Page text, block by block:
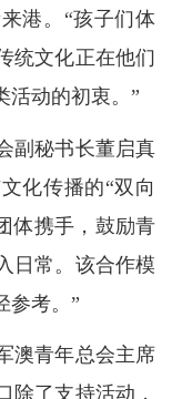
港。“孩子们体
统文化正在他们
活动的初衷。”
副秘书长董启真
化传播的“双向
体携手，鼓励青
日常。该合作模
参考。”
澳青年总会主席
除了支持活动，